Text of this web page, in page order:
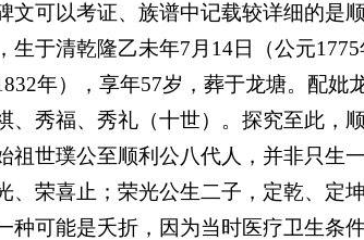
文可以考证、族谱中记载较详细的是
生于清乾隆乙未年7月14日（公元
年），享年57岁，葬于龙塘。配
、秀福、秀礼（十世）。探究至此，
祖世璞公至顺利公八代人，并非只生
、荣喜止；荣光公生二子，定乾、定
种可能是夭折，因为当时医疗卫生条